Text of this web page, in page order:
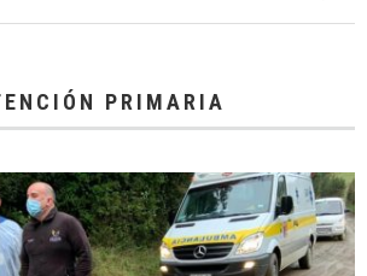
PRIMARIA